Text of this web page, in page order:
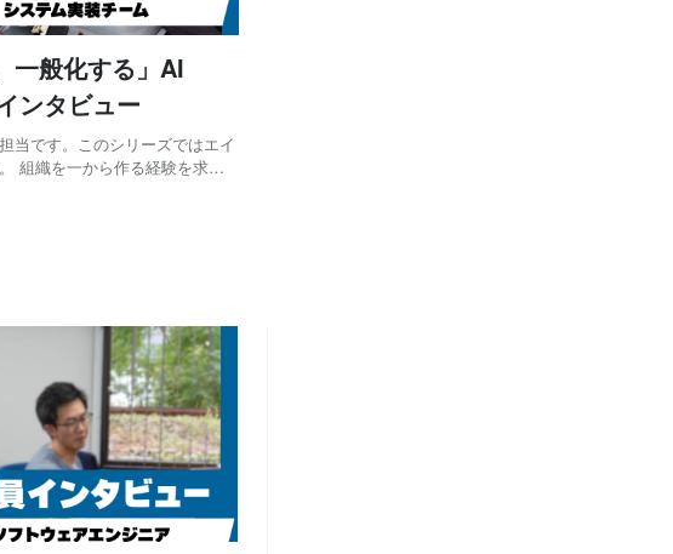
一般化する」AI
ンタビュー
当です。このシリーズではエイ
組織を一から作る経験を求め
る実装チームに所属してお